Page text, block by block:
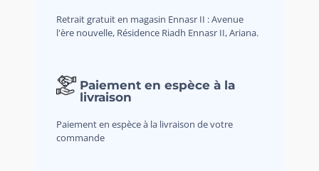
Retrait gratuit en magasin Ennasr II : Avenue
l'ère nouvelle, Résidence Riadh Ennasr II, Ariana.
Paiement en espèce à la
livraison
Paiement en espèce à la livraison de votre
commande